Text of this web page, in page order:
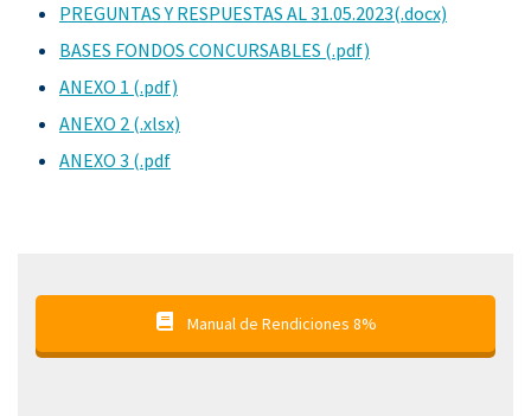
PREGUNTAS Y RESPUESTAS AL 31.05.2023(.docx)
BASES FONDOS CONCURSABLES (.pdf)
ANEXO 1 (.pdf)
ANEXO 2 (.xlsx)
ANEXO 3 (.pdf
Manual de Rendiciones 8%